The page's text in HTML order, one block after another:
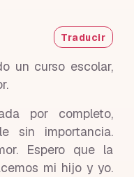
Traducir
un curso escolar,
por completo,
sin importancia.
Espero que la
mi hijo y yo.